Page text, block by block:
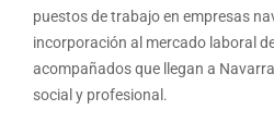
puestos de trabajo en empresas
incorporación al mercado laboral
acompañados que llegan a
social y profesional.